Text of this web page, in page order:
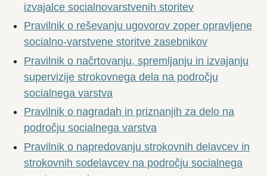
izvajalce socialnovarstvenih storitev
Pravilnik o reševanju ugovorov zoper opravljene
socialno-varstvene storitve zasebnikov
Pravilnik o načrtovanju, spremljanju in izvajanju
supervizije strokovnega dela na področju
socialnega varstva
Pravilnik o nagradah in priznanjih za delo na
področju socialnega varstva
Pravilnik o napredovanju strokovnih delavcev in
strokovnih sodelavcev na področju socialnega